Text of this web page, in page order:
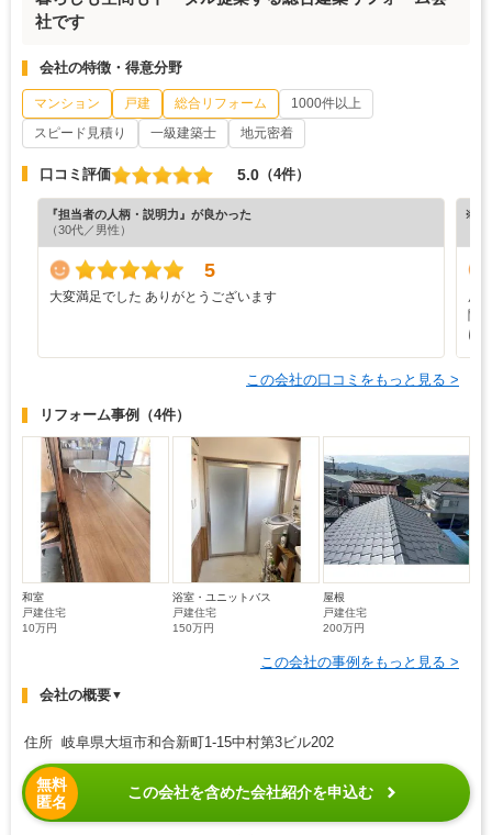
社です
会社の特徴・得意分野
マンション 戸建 総合リフォーム
1000件以上
スピード見積り
一級建築士 地元密着
口コミ評価 5.0 （4件）
『担当者の人柄・説明力』が良かった
（30代／男性）
5
大変満足でした ありがとうございます
※ホ
屋
聞
に
この会社の口コミをもっと見る >
リフォーム事例 （4件）
和室
戸建住宅
10万円
浴室・ユニットバス
戸建住宅
150万円
屋根
戸建住宅
200万円
この会社の事例をもっと見る >
会社の概要▼
住所 岐阜県大垣市和合新町1-15中村第3ビル202
無料
匿名
この会社を含めた会社紹介を申込む